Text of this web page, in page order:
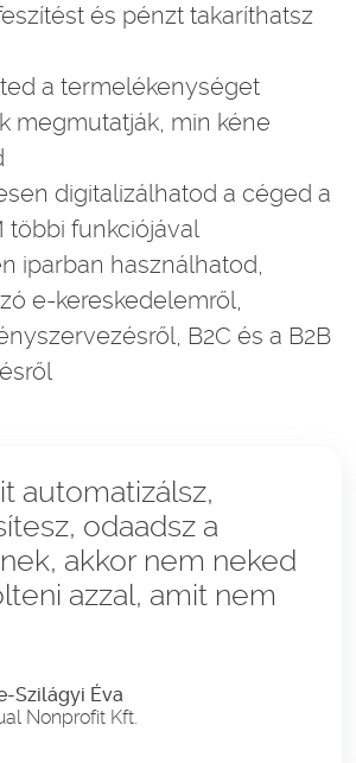
és pénzt takaríthatsz
a termelékenységet
megmutatják, min kéne
digitalizálhatod a céged a
többi funkciójával
iparban használhatod,
e-kereskedelemről,
B2C és a B2B
automatizálsz,
odaadsz a
akkor nem neked
azzal, amit nem
Szilágyi Éva
Nonprofit Kft.